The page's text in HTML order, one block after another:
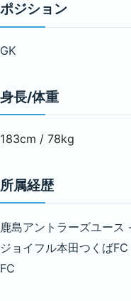
ポジション
GK
身長/体重
183cm / 78kg
所属経歴
鹿島アントラーズユー
ジョイフル本田つくば
FC